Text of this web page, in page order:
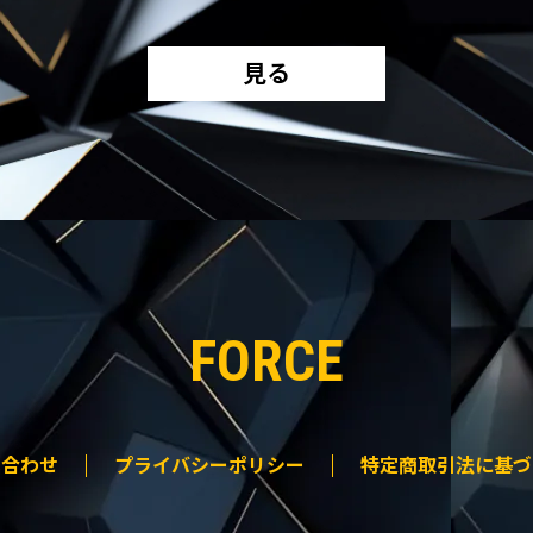
見る
FORCE
わせ プライバシーポリシー 特定商取引法に基